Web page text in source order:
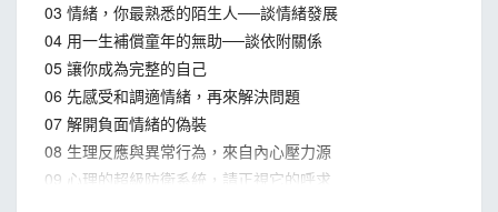
03 情緒，你最熟悉的陌生人──談情緒發展
04 用一生補償童年的無助──談依附關係
05 讓你成為完整的自己
06 先感受和調適情緒，再來解決問題
07 解開負面情緒的偽裝
08 生理反應與異常行為，來自內心壓力源
09 心理的超級防衛系統，請正視它的呼求